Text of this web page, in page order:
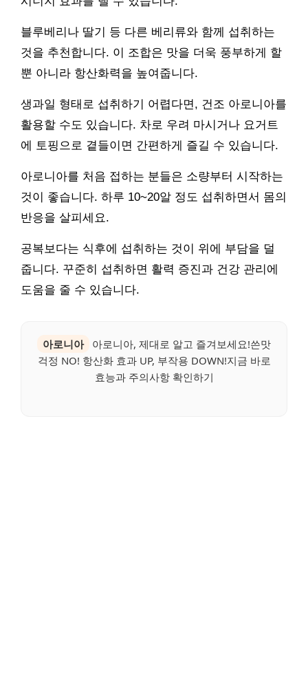
블루베리나 딸기 등 다른 베리류와 함께 섭취하는
것을 추천합니다. 이 조합은 맛을 더욱 풍부하게 할
뿐 아니라 항산화력을 높여줍니다.
생과일 형태로 섭취하기 어렵다면, 건조 아로니아를
활용할 수도 있습니다. 차로 우려 마시거나 요거트
에 토핑으로 곁들이면 간편하게 즐길 수 있습니다.
아로니아를 처음 접하는 분들은 소량부터 시작하는
것이 좋습니다. 하루 10~20알 정도 섭취하면서 몸의
반응을 살피세요.
공복보다는 식후에 섭취하는 것이 위에 부담을 덜
줍니다. 꾸준히 섭취하면 활력 증진과 건강 관리에
도움을 줄 수 있습니다.
아로니아
아로니아, 제대로 알고 즐겨보세요!쓴맛
걱정 NO! 항산화 효과 UP, 부작용 DOWN!지금 바로
효능과 주의사항 확인하기